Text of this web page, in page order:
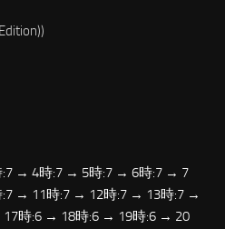
→ 4時:7 → 5時:7 → 6時:7 → 7
→ 11時:7 → 12時:7 → 13時:7 →
時:6 → 18時:6 → 19時:6 → 20